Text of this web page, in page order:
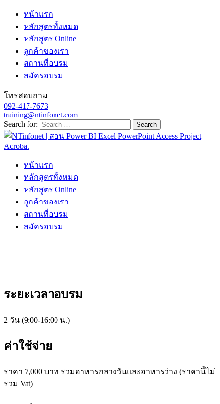
หน้าแรก
หลักสูตรทั้งหมด
หลักสูตร Online
ลูกค้าของเรา
สถานที่อบรม
สมัครอบรม
โทรสอบถาม
092-417-7673
training@ntinfonet.com
Search for:
หน้าแรก
หลักสูตรทั้งหมด
หลักสูตร Online
ลูกค้าของเรา
สถานที่อบรม
สมัครอบรม
ระยะเวลาอบรม
2 วัน (9:00-16:00 น.)
ค่าใช้จ่าย
ราคา 7,000 บาท รวมอาหารกลางวันและอาหารว่าง (ราคานี้ไม่
รวม Vat)